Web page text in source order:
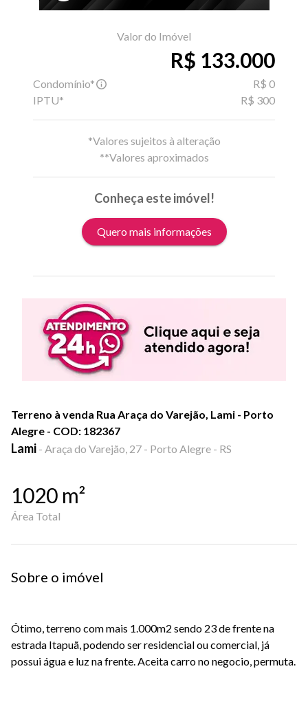
Valor do Imóvel
R$ 133.000
Condomínio*
R$ 0
IPTU*
R$ 300
*Valores sujeitos à alteração
**Valores aproximados
Conheça este imóvel!
Quero mais informações
Terreno à venda Rua Araça do Varejão, Lami - Porto
Alegre - COD: 182367
Lami - Araça do Varejão, 27 - Porto Alegre - RS
1020 m²
Área Total
Sobre o imóvel
Ótimo, terreno com mais 1.000m2 sendo 23 de frente na
estrada Itapuã, podendo ser residencial ou comercial, já
possui água e luz na frente. Aceita carro no negocio, permuta.